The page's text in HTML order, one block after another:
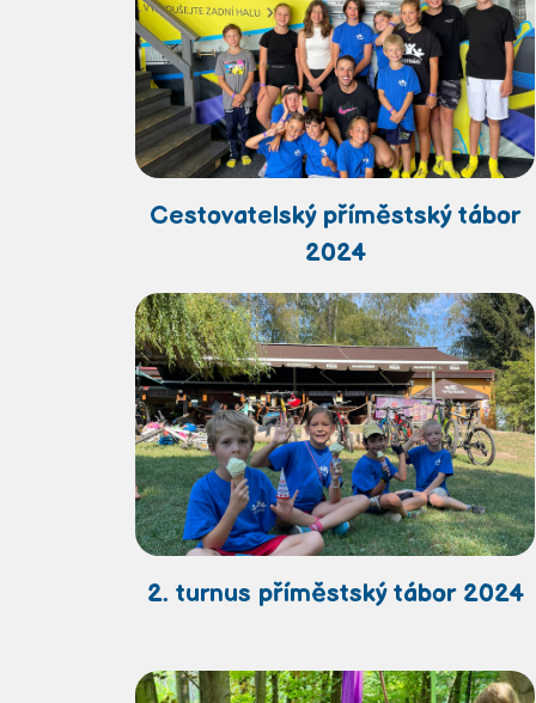
Cestovatelský příměstský tábor
2024
2. turnus příměstský tábor 2024